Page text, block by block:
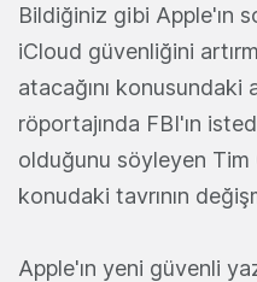
Bildiğiniz gibi Apple'ın
iCloud güvenliğini
atacağını konusundaki
röportajında FBI'ın
olduğunu söyleyen
konudaki tavrının
Apple'ın yeni güvenli